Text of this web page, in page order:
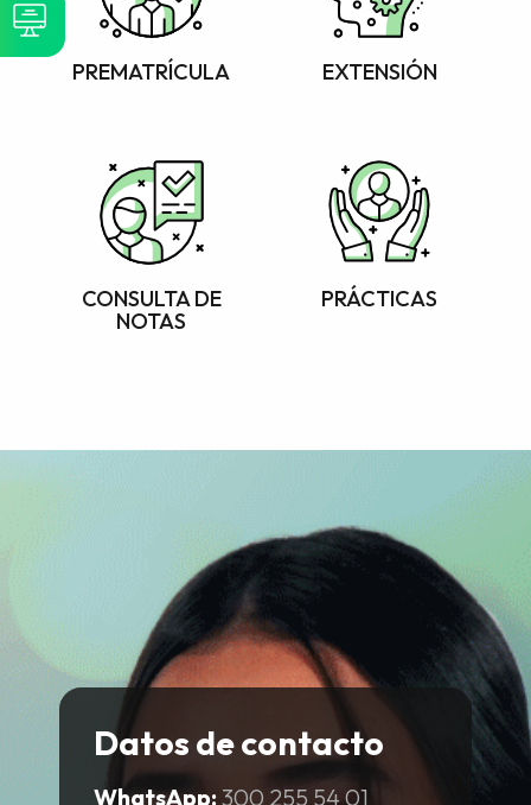
PREMATRÍCULA EXTENSIÓN
CONSULTA DE
NOTAS
PRÁCTICAS
Datos de contacto
WhatsApp: 300 255 54 01